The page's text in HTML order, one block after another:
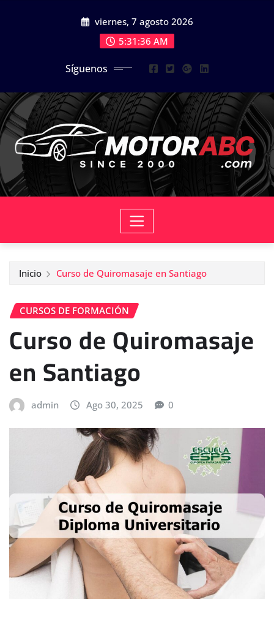
viernes, 7 agosto 2026
5:31:38 AM
Síguenos
Inicio Curso de Quiromasaje en Santiago
CURSOS DE FORMACIÓN
Curso de Quiromasaje
en Santiago
admin Ago 30, 2025 0